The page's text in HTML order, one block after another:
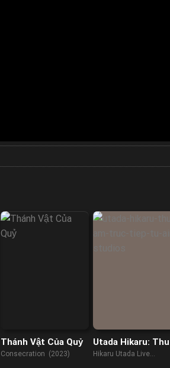
Thánh Vật Của Quỷ
Consecration (2023)
Utada Hikaru: Thu
âm trực tiếp từ Air
Hikaru Utada Live